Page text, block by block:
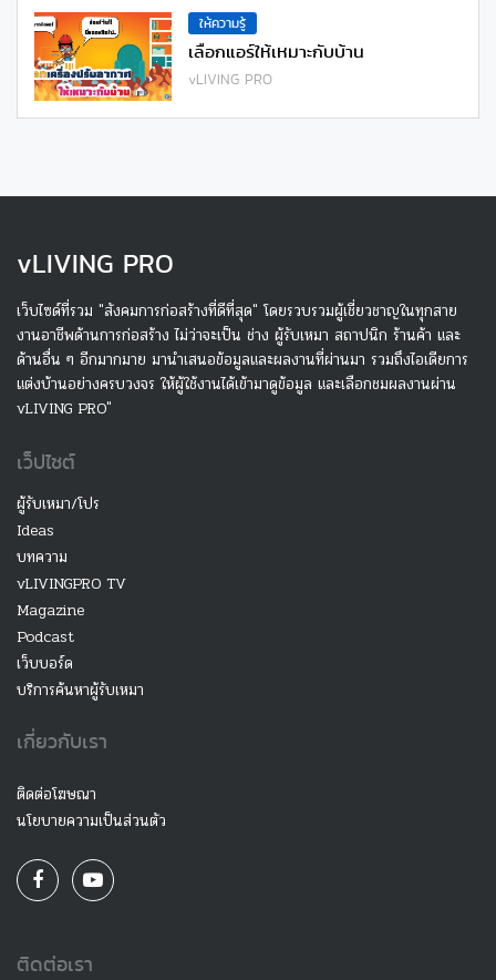
ให้ความรู้
เลือกแอร์ให้เหมาะกับบ้าน
vLIVING PRO
vLIVING PRO
เว็บไซด์ที่รวม "สังคมการก่อสร้างที่ดีที่สุด" โดยรวบรวมผู้เชี่ยวชาญในทุกสาย
งานอาชีพด้านการก่อสร้าง ไม่ว่าจะเป็น ช่าง ผู้รับเหมา สถาปนิก ร้านค้า และ
ด้านอื่น ๆ อีกมากมาย มานำเสนอข้อมูลและผลงานที่ผ่านมา รวมถึงไอเดียการ
แต่งบ้านอย่างครบวงจร ให้ผู้ใช้งานได้เข้ามาดูข้อมูล และเลือกชมผลงานผ่าน
vLIVING PRO"
เว็ปไซต์
ผู้รับเหมา/โปร
Ideas
บทความ
vLIVINGPRO TV
Magazine
Podcast
เว็บบอร์ด
บริการค้นหาผู้รับเหมา
เกี่ยวกับเรา
ติดต่อโฆษณา
นโยบายความเป็นส่วนตัว
ติดต่อเรา